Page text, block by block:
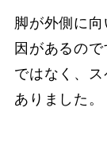
脚が外側に
因があるの
ではなく、
ありました。